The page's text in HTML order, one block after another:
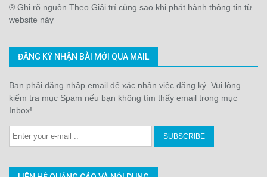
® Ghi rõ nguồn Theo Giải trí cùng sao khi phát hành thông tin từ
website này
ĐĂNG KÝ NHẬN BÀI MỚI QUA MAIL
Bạn phải đăng nhập email để xác nhận việc đăng ký. Vui lòng
kiểm tra mục Spam nếu bạn không tìm thấy email trong mục
Inbox!